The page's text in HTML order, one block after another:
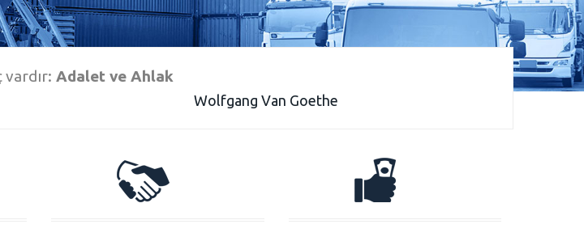
vardır: Adalet ve Ahlak
Wolfgang Van Goethe